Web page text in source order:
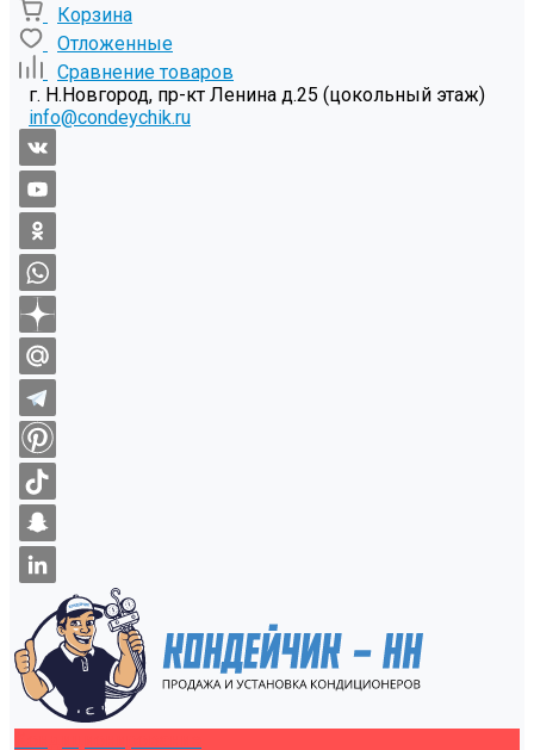
Корзина
Отложенные
Сравнение товаров
г. Н.Новгород, пр-кт Ленина д.25 (цокольный этаж)
info@condeychik.ru